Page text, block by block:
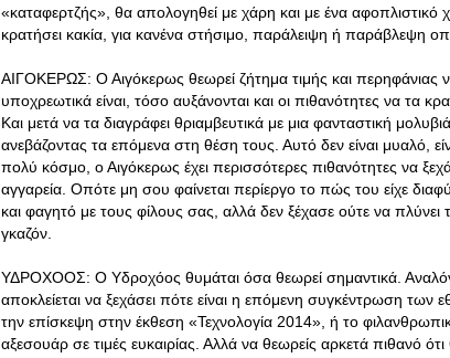
«καταφερτζής», θα απολογηθεί με χάρη και με ένα αφοπλιστικό
κρατήσει κακία, για κανένα στήσιμο, παράλειψη ή παράβλεψη
ΑΙΓΟΚΕΡΩΣ: Ο Αιγόκερως θεωρεί ζήτημα τιμής και
υποχρεωτικά είναι, τόσο αυξάνονται και οι πιθανότητες να τα
Και μετά να τα διαγράφει θριαμβευτικά με μια φανταστική
ανεβάζοντας τα επόμενα στη θέση τους. Αυτό δεν είναι μυαλό,
πολύ κόσμο, ο Αιγόκερως έχει περισσότερες πιθανότητες να
αγγαρεία. Οπότε μη σου φαίνεται περίεργο το πώς του είχε
και φαγητό με τους φίλους σας, αλλά δεν ξέχασε ούτε να πλύνει
γκαζόν.
ΥΔΡΟΧΟΟΣ: Ο Υδροχόος θυμάται όσα θεωρεί σημαντικά.
αποκλείεται να ξεχάσει πότε είναι η επόμενη συγκέντρωση των
την επίσκεψη στην έκθεση «Τεχνολογία 2014», ή το
αξεσουάρ σε τιμές ευκαιρίας. Αλλά να θεωρείς αρκετά πιθανό ότι